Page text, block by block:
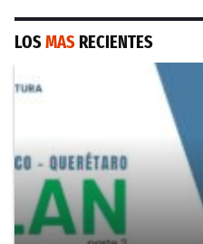
LOSMAS RECIENTES